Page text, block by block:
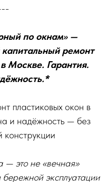
по окнам» —
ремонт
Москве. Гарантия.
пластиковых окон в
и надёжность — без
конструкции
— это не «вечная»
эксплуатации